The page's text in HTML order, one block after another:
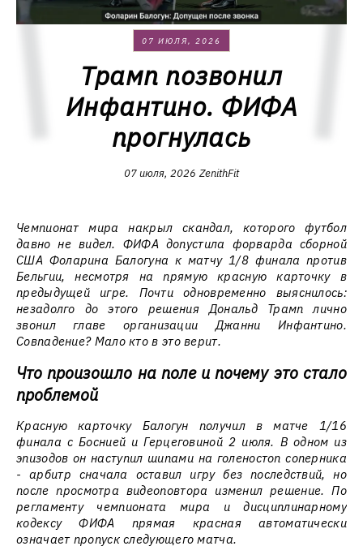
07 ИЮЛЯ, 2026
Трамп позвонил
Инфантино. ФИФА
прогнулась
07 июля, 2026 ZenithFit
Чемпионат мира накрыл скандал, которого футбол
давно не видел. ФИФА допустила форварда сборной
США Фоларина Балогуна к матчу 1/8 финала против
Бельгии, несмотря на прямую красную карточку в
предыдущей игре. Почти одновременно выяснилось:
незадолго до этого решения Дональд Трамп лично
звонил главе организации Джанни Инфантино.
Совпадение? Мало кто в это верит.
Что произошло на поле и почему это стало
проблемой
Красную карточку Балогун получил в матче 1/16
финала с Боснией и Герцеговиной 2 июля. В одном из
эпизодов он наступил шипами на голеностоп соперника
- арбитр сначала оставил игру без последствий, но
после просмотра видеоповтора изменил решение. По
регламенту чемпионата мира и дисциплинарному
кодексу ФИФА прямая красная автоматически
означает пропуск следующего матча.